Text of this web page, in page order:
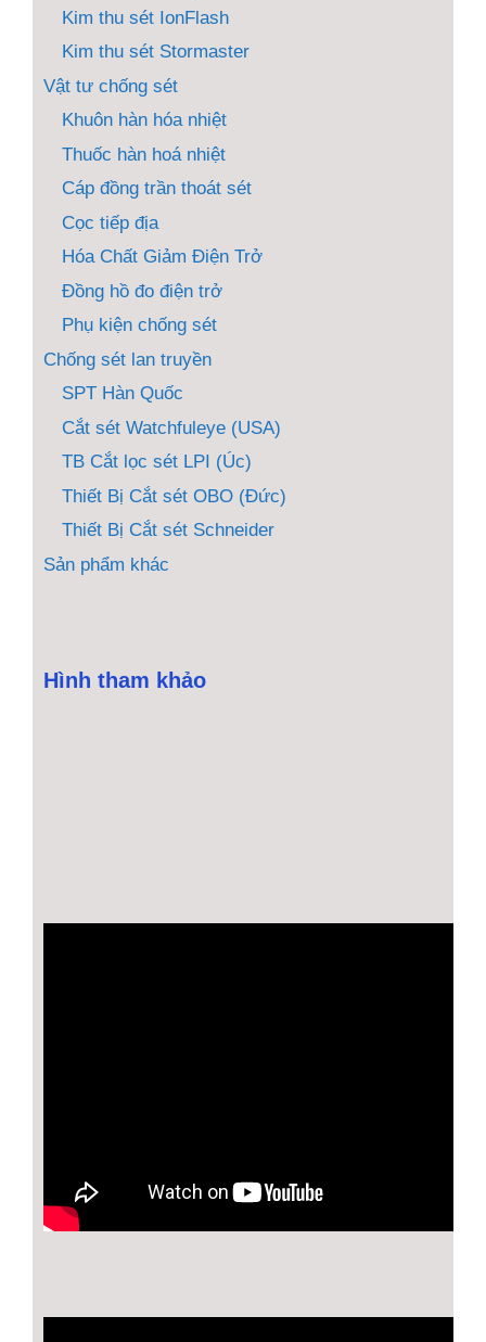
Kim thu sét IonFlash
Kim thu sét Stormaster
Vật tư chống sét
Khuôn hàn hóa nhiệt
Thuốc hàn hoá nhiệt
Cáp đồng trần thoát sét
Cọc tiếp địa
Hóa Chất Giảm Điện Trở
Đồng hồ đo điện trở
Phụ kiện chống sét
Chống sét lan truyền
SPT Hàn Quốc
Cắt sét Watchfuleye (USA)
TB Cắt lọc sét LPI (Úc)
Thiết Bị Cắt sét OBO (Đức)
Thiết Bị Cắt sét Schneider
Sản phẩm khác
Hình tham khảo